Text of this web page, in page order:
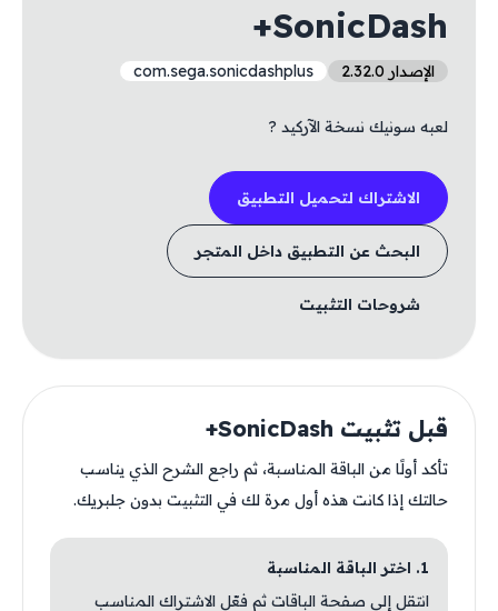
SonicDash+
الإصدار 2.32.0 com.sega.sonicdashplus
لعبه سونيك نسخة الآركيد ?
الاشتراك لتحميل التطبيق
البحث عن التطبيق داخل المتجر
شروحات التثبيت
قبل تثبيت SonicDash+
تأكد أولًا من الباقة المناسبة، ثم راجع الشرح الذي يناسب
حالتك إذا كانت هذه أول مرة لك في التثبيت بدون جلبريك.
1. اختر الباقة المناسبة
انتقل إلى صفحة الباقات ثم فعّل الاشتراك المناسب